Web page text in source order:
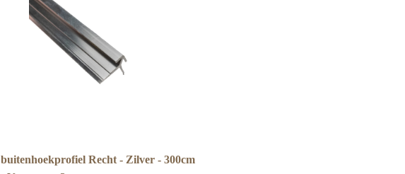
buitenhoekprofiel Recht - Zilver - 300cm